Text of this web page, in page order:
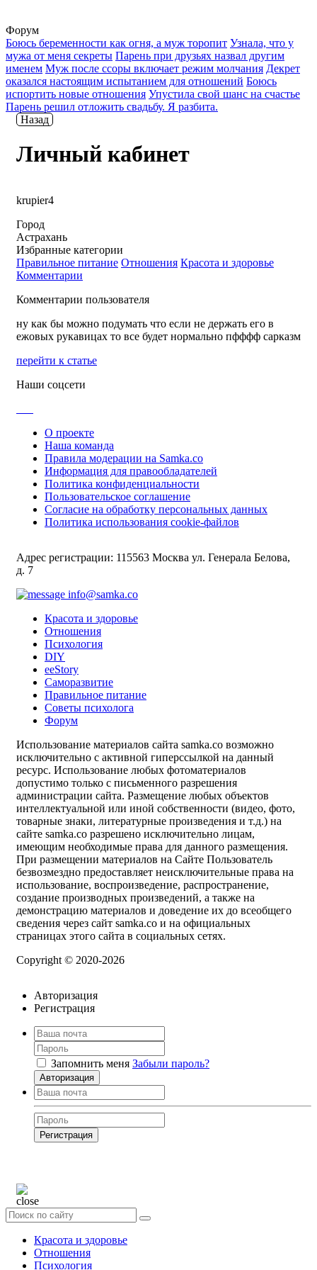
Форум
Боюсь беременности как огня, а муж торопит Узнала, что у
мужа от меня секреты Парень при друзьях назвал другим
именем Муж после ссоры включает режим молчания Декрет
оказался настоящим испытанием для отношений Боюсь
испортить новые отношения Упустила свой шанс на счастье
Парень решил отложить свадьбу. Я разбита.
Назад
Личный кабинет
krupier4
Город
Астрахань
Избранные категории
Правильное питание Отношения Красота и здоровье
Комментарии
Комментарии пользователя
ну как бы можно подумать что если не держать его в
ежовых рукавицах то все будет нормально пфффф сарказм
перейти к статье
Наши соцсети
О проекте
Наша команда
Правила модерации на Samka.co
Информация для правообладателей
Политика конфиденциальности
Пользовательское соглашение
Согласие на обработку персональных данных
Политика использования cookie-файлов
Адрес регистрации: 115563 Москва ул. Генерала Белова,
д. 7
info@samka.co
Красота и здоровье
Отношения
Психология
DIY
ееStory
Саморазвитие
Правильное питание
Советы психолога
Форум
Использование материалов сайта samka.co возможно
исключительно с активной гиперссылкой на данный
ресурс. Использование любых фотоматериалов
допустимо только с письменного разрешения
администрации сайта. Размещение любых объектов
интеллектуальной или иной собственности (видео, фото,
товарные знаки, литературные произведения и т.д.) на
сайте samka.co разрешено исключительно лицам,
имеющим необходимые права для данного размещения.
При размещении материалов на Сайте Пользователь
безвозмездно предоставляет неисключительные права на
использование, воспроизведение, распространение,
создание производных произведений, а также на
демонстрацию материалов и доведение их до всеобщего
сведения через сайт samka.co и на официальных
страницах этого сайта в социальных сетях.
Copyright © 2020-2026
Авторизация
Регистрация
Запомнить меня Забыли пароль?
Авторизация
Регистрация
Красота и здоровье
Отношения
Психология